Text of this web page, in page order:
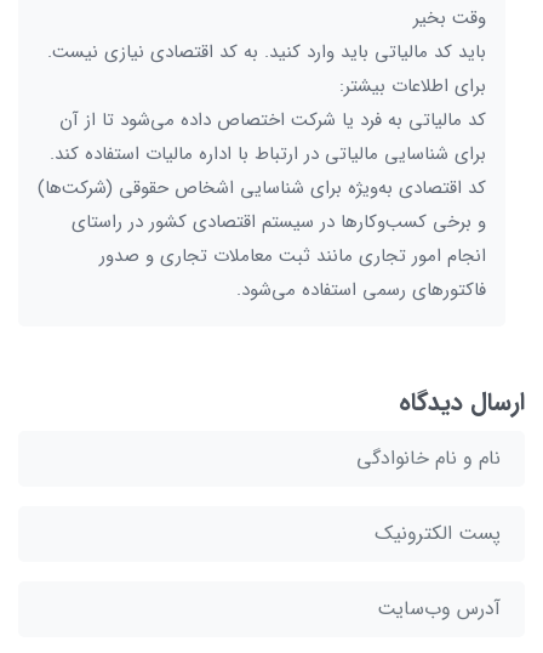
وقت بخیر
باید کد مالیاتی باید وارد کنید. به کد اقتصادی نیازی نیست.
برای اطلاعات بیشتر:
کد مالیاتی به فرد یا شرکت اختصاص داده می‌شود تا از آن
برای شناسایی مالیاتی در ارتباط با اداره مالیات استفاده کند.
کد اقتصادی به‌ویژه برای شناسایی اشخاص حقوقی (شرکت‌ها)
و برخی کسب‌وکارها در سیستم اقتصادی کشور در راستای
انجام امور تجاری مانند ثبت معاملات تجاری و صدور
فاکتورهای رسمی استفاده می‌شود.
ارسال دیدگاه